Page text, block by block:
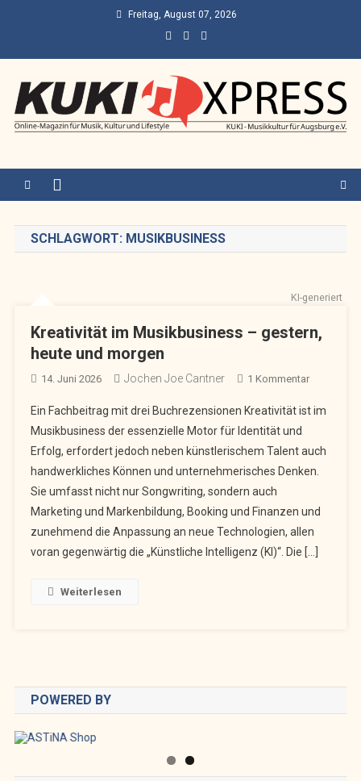
Freitag, August 07, 2026
SCHLAGWORT: MUSIKBUSINESS
KI-generiert
Kreativität im Musikbusiness – gestern,
heute und morgen
14. Juni 2026 Jochen Joe Cantner 1 KommentarZu
Im
–
Gestern,
Und
Ein Fachbeitrag mit drei Buchrezensionen Kreativität ist im
Musikbusiness der essenzielle Motor für Identität und
Erfolg, erfordert jedoch neben künstlerischem Talent auch
handwerkliches Können und unternehmerisches Denken.
Sie umfasst nicht nur Songwriting, sondern auch
Marketing und Markenbildung, Booking und Finanzen und
zunehmend die Anpassung an neue Technologien, allen
voran gegenwärtig die „Künstliche Intelligenz (KI)“. Die […]
Weiterlesen
POWERED BY